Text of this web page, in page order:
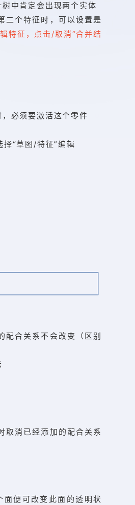
中肯定会出现两个实体
个特征时，可以设置是
特征，点击/取消“合并结
必须要激活这个零件
择“草图/特征”编辑
合关系不会改变（区别
取消已经添加的配合关系
便可改变此面的透明状